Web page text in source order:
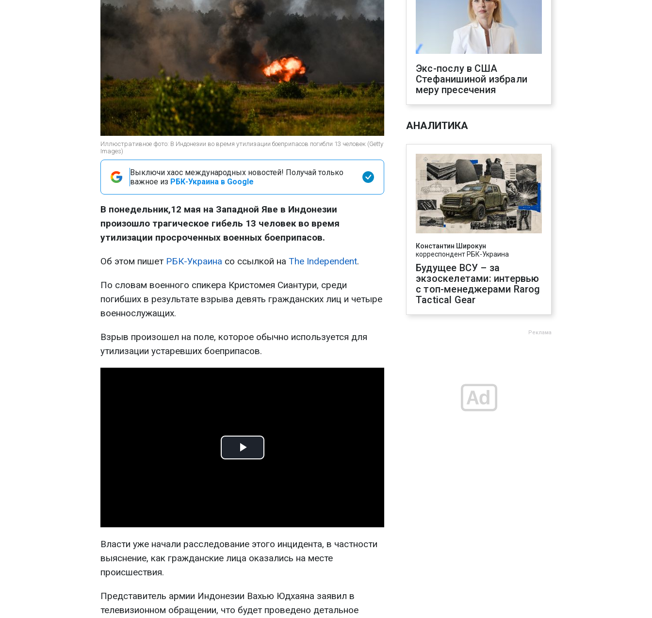
Иллюстративное фото: В Индонезии во время утилизации боеприпасов погибли 13 человек (Getty
Images)
Выключи хаос международных новостей! Получай только
важное из РБК-Украина в Google
В понедельник,12 мая на Западной Яве в Индонезии
произошло трагическое гибель 13 человек во время
утилизации просроченных военных боеприпасов.
Об этом пишет РБК-Украина со ссылкой на The Independent.
По словам военного спикера Кристомея Сиантури, среди
погибших в результате взрыва девять гражданских лиц и четыре
военнослужащих.
Взрыв произошел на поле, которое обычно используется для
утилизации устаревших боеприпасов.
Play
Власти уже начали расследование этого инцидента, в частности
выяснение, как гражданские лица оказались на месте
происшествия.
Представитель армии Индонезии Вахью Юдхаяна заявил в
телевизионном обращении, что будет проведено детальное
Экс-послу в США
Стефанишиной избрали
меру пресечения
АНАЛИТИКА
Константин Широкун
корреспондент РБК-Украина
Будущее ВСУ – за
экзоскелетами: интервью
с топ-менеджерами Rarog
Tactical Gear